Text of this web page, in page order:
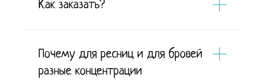
Как заказать?
Почему для ресниц и для бровей
разные концентрации